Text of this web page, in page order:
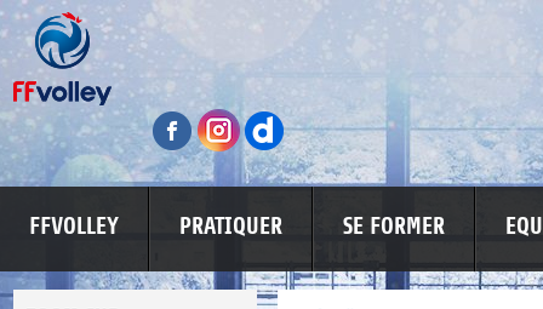
FFVOLLEY PRATIQUER SE FORMER